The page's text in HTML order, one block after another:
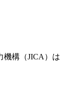
機構（JICA）は